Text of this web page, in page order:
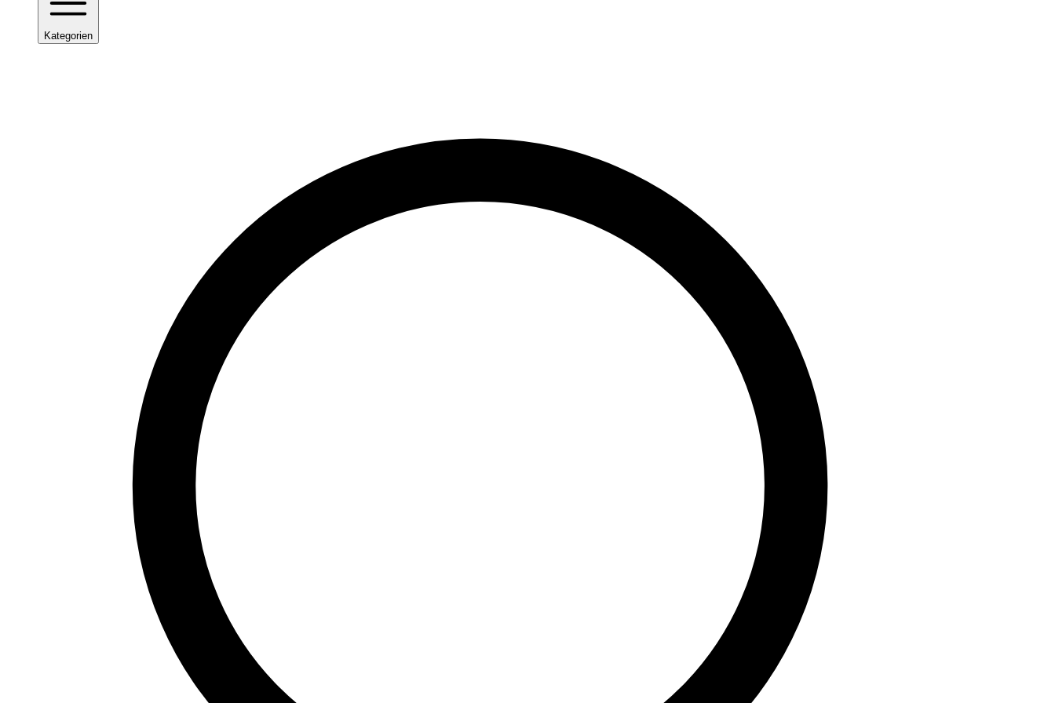
Kategorien